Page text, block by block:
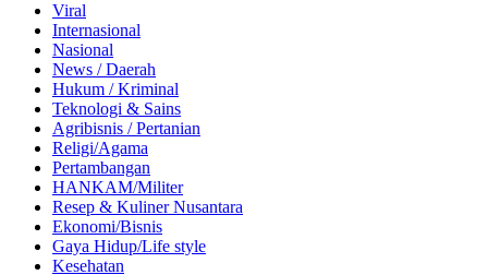
Viral
Internasional
Nasional
News / Daerah
Hukum / Kriminal
Teknologi & Sains
Agribisnis / Pertanian
Religi/Agama
Pertambangan
HANKAM/Militer
Resep & Kuliner Nusantara
Ekonomi/Bisnis
Gaya Hidup/Life style
Kesehatan